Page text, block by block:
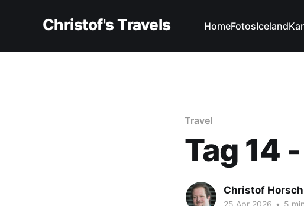
Christof's Travels HomeFotosIceland
Travel
Tag 14
Christof
25 Apr 2026 • 5